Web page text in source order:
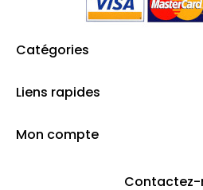
Catégories
Liens rapides
Mon compte
Contactez-